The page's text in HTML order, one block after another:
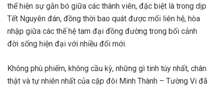
thể hiện sự gắn bó giữa các thành viên, đặc biệt là trong dịp
Tết Nguyên đán, đồng thời bao quát được mối liên hệ, hòa
nhập giữa các thế hệ tam đại đồng đường trong bối cảnh
đời sống hiện đại với nhiều đổi mới.
Không phù phiếm, không cầu kỳ, những gì tinh túy nhất, chân
thật và tự nhiên nhất của cặp đôi Minh Thành – Tường Vi đã